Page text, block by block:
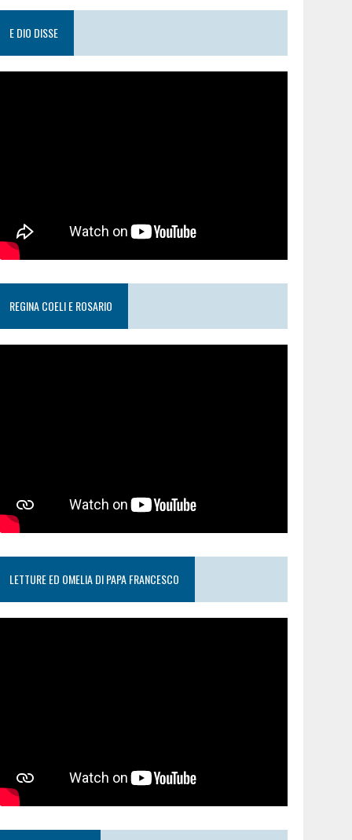
E DIO DISSE
REGINA COELI E ROSARIO
LETTURE ED OMELIA DI PAPA FRANCESCO